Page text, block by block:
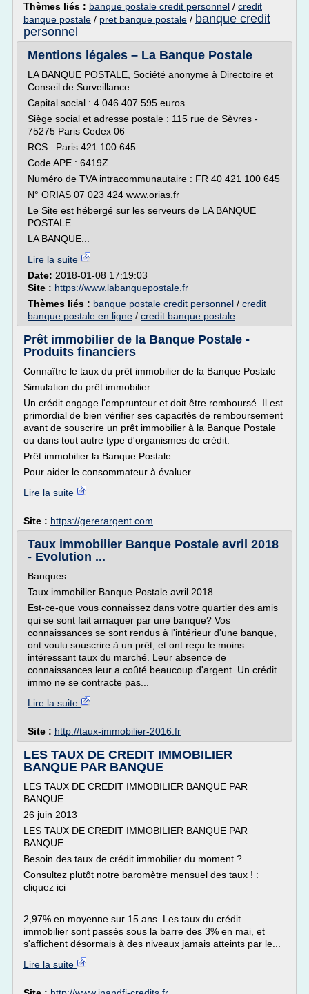
Thèmes liés : banque postale credit personnel / credit
banque postale / pret banque postale / banque credit
personnel
Mentions légales – La Banque Postale
LA BANQUE POSTALE, Société anonyme à Directoire et
Conseil de Surveillance
Capital social : 4 046 407 595 euros
Siège social et adresse postale : 115 rue de Sèvres -
75275 Paris Cedex 06
RCS : Paris 421 100 645
Code APE : 6419Z
Numéro de TVA intracommunautaire : FR 40 421 100 645
N° ORIAS 07 023 424 www.orias.fr
Le Site est hébergé sur les serveurs de LA BANQUE
POSTALE.
LA BANQUE...
Lire la suite
Date: 2018-01-08 17:19:03
Site : https://www.labanquepostale.fr
Thèmes liés : banque postale credit personnel / credit
banque postale en ligne / credit banque postale
Prêt immobilier de la Banque Postale -
Produits financiers
Connaître le taux du prêt immobilier de la Banque Postale
Simulation du prêt immobilier
Un crédit engage l'emprunteur et doit être remboursé. Il est
primordial de bien vérifier ses capacités de remboursement
avant de souscrire un prêt immobilier à la Banque Postale
ou dans tout autre type d'organismes de crédit.
Prêt immobilier la Banque Postale
Pour aider le consommateur à évaluer...
Lire la suite
Site : https://gererargent.com
Taux immobilier Banque Postale avril 2018
- Evolution ...
Banques
Taux immobilier Banque Postale avril 2018
Est-ce-que vous connaissez dans votre quartier des amis
qui se sont fait arnaquer par une banque? Vos
connaissances se sont rendus à l'intérieur d'une banque,
ont voulu souscrire à un prêt, et ont reçu le moins
intéressant taux du marché. Leur absence de
connaissances leur a coûté beaucoup d'argent. Un crédit
immo ne se contracte pas...
Lire la suite
Site : http://taux-immobilier-2016.fr
LES TAUX DE CREDIT IMMOBILIER
BANQUE PAR BANQUE
LES TAUX DE CREDIT IMMOBILIER BANQUE PAR
BANQUE
26 juin 2013
LES TAUX DE CREDIT IMMOBILIER BANQUE PAR
BANQUE
Besoin des taux de crédit immobilier du moment ?
Consultez plutôt notre baromètre mensuel des taux ! :
cliquez ici
2,97% en moyenne sur 15 ans. Les taux du crédit
immobilier sont passés sous la barre des 3% en mai, et
s'affichent désormais à des niveaux jamais atteints par le...
Lire la suite